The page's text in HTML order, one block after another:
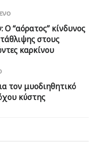
Ο “αόρατος” κίνδυνος
στους
καρκίνου
τον μυοδιηθητικό
κύστης